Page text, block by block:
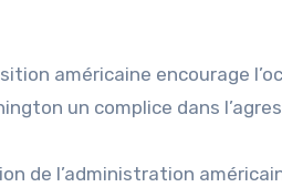
américaine encourage
un complice dans
de l’administration